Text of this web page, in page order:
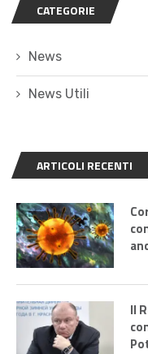
CATEGORIE
News
News Utili
ARTICOLI RECENTI
Il